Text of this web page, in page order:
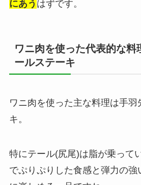
にあう はずです。
ワニ肉を使った代表的な料
ールステーキ
ワニ肉を使った主な料理は手羽
キ。
特にテール(尻尾)は脂が乗って
でぷりぷりした食感と弾力の強